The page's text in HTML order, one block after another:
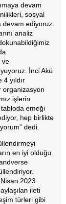
devam
sosyal
devam ediyoruz.
analiz
ve
İnci Akü
4 yıldır
organizasyon
işlerin
emeği
hep birlikte
dedi.
en iyi olduğu
2023
ileti
türleri gibi